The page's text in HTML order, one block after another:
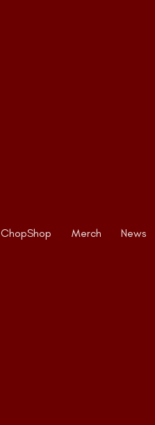
ChopShop Merch News